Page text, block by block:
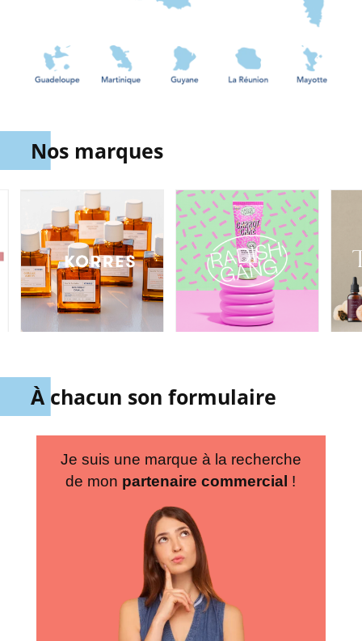
Nos marques
À chacun son formulaire
Je suis une marque à la recherche
de mon partenaire commercial !